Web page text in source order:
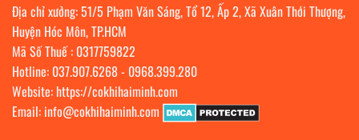
Địa chỉ xưởng: 51/5 Phạm Văn Sáng, Tổ 12, Ấp 2, Xã Xuân Thới Thượng,
Huyện Hóc Môn, TP.HCM
Mã Số Thuế : 0317759822
Hotline: 037.907.6268- 0968.399.280
Website: https://cokhihaiminh.com
Email: info@cokhihaiminh.com